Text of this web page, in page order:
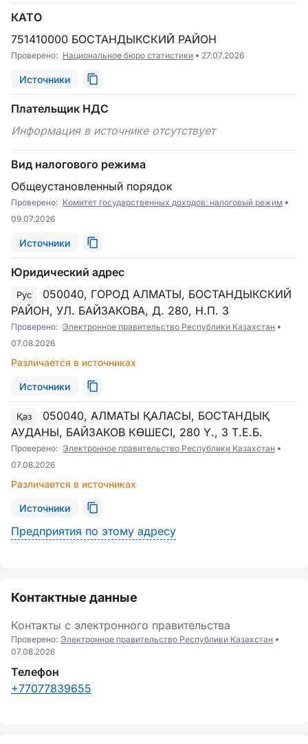
КАТО
751410000 БОСТАНДЫКСКИЙ РАЙОН
Проверено: Национальное бюро статистики 27.07.2026
Источники
Плательщик НДС
Информация в источнике отсутствует
Вид налогового режима
Общеустановленный порядок
Проверено: Комитет государственных доходов: налоговый режим
09.07.2026
Источники
Юридический адрес
Рус
050040, ГОРОД АЛМАТЫ, БОСТАНДЫКСКИЙ
РАЙОН, УЛ. БАЙЗАКОВА, Д. 280, Н.П. 3
Проверено: Электронное правительство Республики Казахстан
07.08.2026
Различается в источниках
Источники
Қаз
050040, АЛМАТЫ ҚАЛАСЫ, БОСТАНДЫҚ
АУДАНЫ, БАЙЗАКОВ КӨШЕСІ, 280 Ү., 3 Т.Е.Б.
Проверено: Электронное правительство Республики Казахстан
07.08.2026
Различается в источниках
Источники
Предприятия по этому адресу
Контактные данные
Контакты с электронного правительства
Проверено: Электронное правительство Республики Казахстан
07.08.2026
Телефон
+77077839655